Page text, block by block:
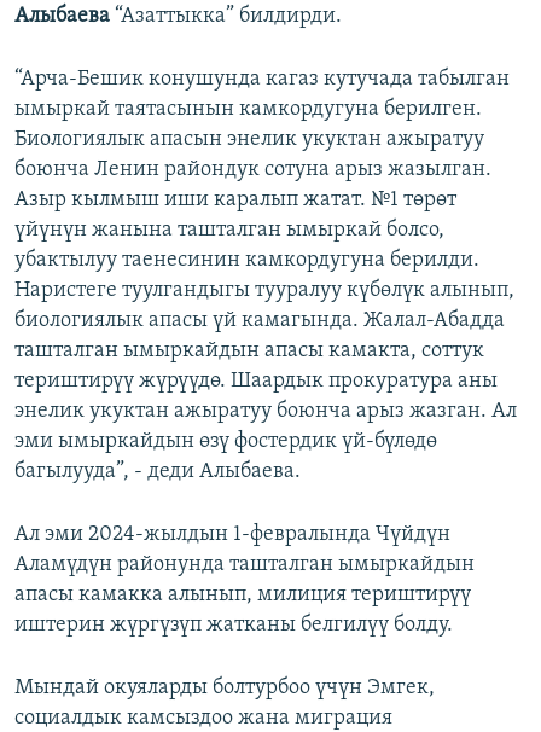
Алыбаева “Азаттыкка” билдирди.
“Арча-Бешик конушунда кагаз кутучада табылган
ымыркай таятасынын камкордугуна берилген.
Биологиялык апасын энелик укуктан ажыратуу
боюнча Ленин райондук сотуна арыз жазылган.
Азыр кылмыш иши каралып жатат. №1 төрөт
үйүнүн жанына ташталган ымыркай болсо,
убактылуу таенесинин камкордугуна берилди.
Наристеге туулгандыгы тууралуу күбөлүк алынып,
биологиялык апасы үй камагында. Жалал-Абадда
ташталган ымыркайдын апасы камакта, соттук
териштирүү жүрүүдө. Шаардык прокуратура аны
энелик укуктан ажыратуу боюнча арыз жазган. Ал
эми ымыркайдын өзү фостердик үй-бүлөдө
багылууда”, - деди Алыбаева.
Ал эми 2024-жылдын 1-февралында Чүйдүн
Аламүдүн районунда ташталган ымыркайдын
апасы камакка алынып, милиция териштирүү
иштерин жүргүзүп жатканы белгилүү болду.
Мындай окуяларды болтурбоо үчүн Эмгек,
социалдык камсыздоо жана миграция